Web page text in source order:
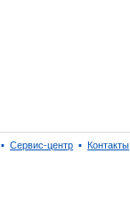
▪ Сервис-центр ▪ Контакты